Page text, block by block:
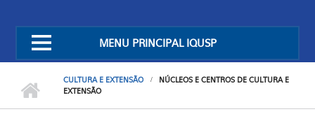
MENU PRINCIPAL IQUSP
CULTURA E EXTENSÃO
NÚCLEOS E CENTROS DE CULTURA E
EXTENSÃO